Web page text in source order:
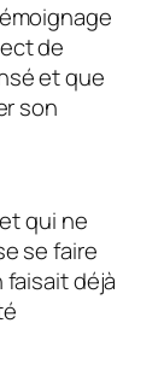
de
et que
son
qui ne
se faire
faisait déjà